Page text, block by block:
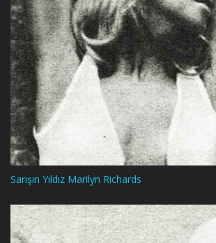
Sarışın Yıldız Marilyn Richards